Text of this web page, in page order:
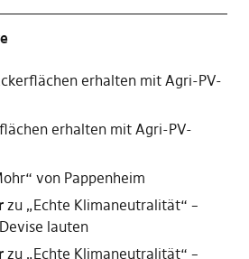
erhalten mit Agri-PV-
erhalten mit Agri-PV-
von Pappenheim
zu „Echte Klimaneutralität“ –
lauten
zu „Echte Klimaneutralität“ –